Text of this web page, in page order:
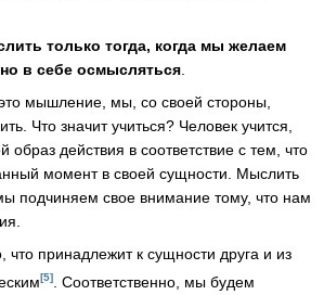
только тогда, когда мы желаем
в себе осмысляться.
мышление, мы, со своей стороны,
Что значит учиться? Человек учится,
образ действия в соответствие с тем, что
момент в своей сущности. Мыслить
подчиняем свое внимание тому, что нам
что принадлежит к сущности друга и из
[5]
. Соответственно, мы будем